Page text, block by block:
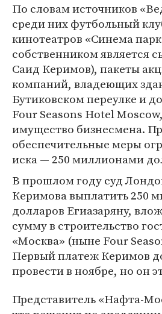
По словам источников
среди них футбольный
кинотеатров «Синема
собственником является
Саид Керимов), пакеты
компаний, владеющих
Бутиковском переулке и
Four Seasons Hotel
имущество бизнесмена.
обеспечительные меры
иска — 250 миллионами
В прошлом году суд
Керимова выплатить 250
долларов Егиазаряну,
сумму в строительство
«Москва» (ныне Four
Первый платеж Керимов
провести в ноябре, но он
Представитель «Нафта-